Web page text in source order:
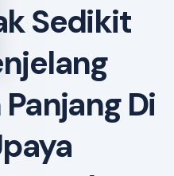
Sedikit
Di